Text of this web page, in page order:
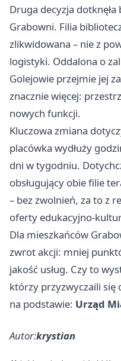
Druga decyzja
Grabowni. Filia
zlikwidowana – nie z
logistyki. Oddalona o
Golejowie przejmie jej
znacznie więcej:
nowych funkcji.
Kluczowa zmiana
placówka wydłuży
dni w tygodniu.
obsługujący obie filie
– bez zwolnień, za to z
oferty edukacyjno-
Dla mieszkańców
zwrot akcji: mniej
jakość usług. Czy to
którzy przyzwyczaili się
na podstawie: Urząd
Autor:krystian